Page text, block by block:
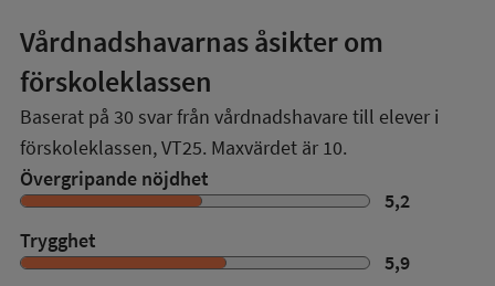
Vårdnadshavarnas åsikter om
förskoleklassen
Baserat på 30 svar från vårdnadshavare till elever i
förskoleklassen,VT25. Maxvärdet är 10.
Övergripande nöjdhet
5,2
Trygghet
5,9